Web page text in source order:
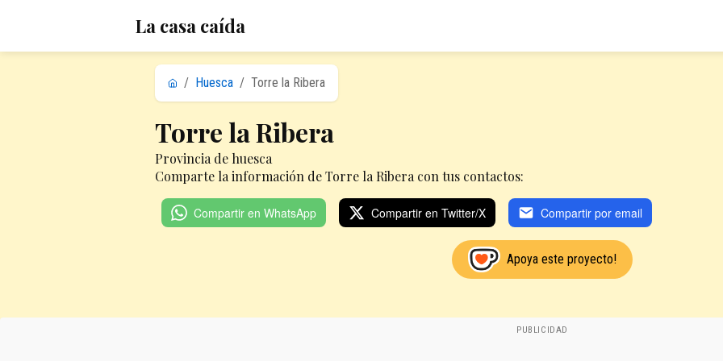
La casa caída
/ Huesca / Torre la Ribera
Torre la Ribera
Provincia de huesca
Comparte la información de Torre la Ribera con tus contactos:
Compartir en WhatsApp Compartir en Twitter/X Compartir por email
Apoya este proyecto!
PUBLICIDAD